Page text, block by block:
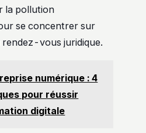
la pollution
se concentrer sur
rendez-vous juridique.
numérique : 4
pour réussir
digitale